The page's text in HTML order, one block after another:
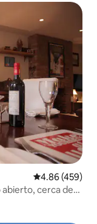
Calificación
4.86 (459)
cerca de